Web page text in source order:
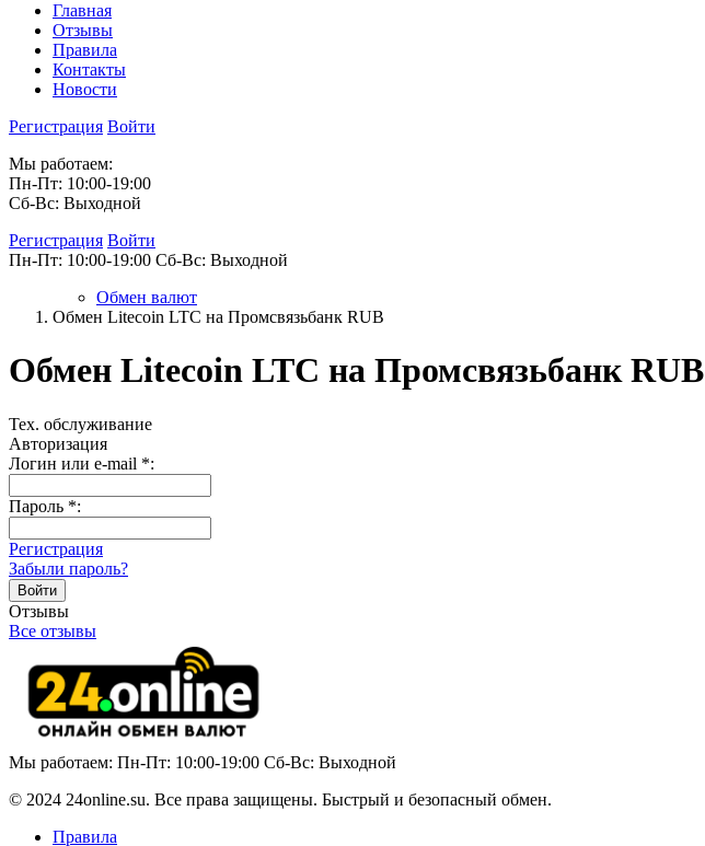
Главная
Отзывы
Правила
Контакты
Новости
Регистрация Войти
Мы работаем:
Пн-Пт: 10:00-19:00
Сб-Вс: Выходной
Регистрация Войти
Пн-Пт: 10:00-19:00 Сб-Вс: Выходной
Обмен валют
Обмен Litecoin LTC на Промсвязьбанк RUB
Обмен Litecoin LTC на Промсвязьбанк RUB
Тех. обслуживание
Авторизация
Логин или e-mail *:
Пароль *:
Регистрация
Забыли пароль?
Отзывы
Все отзывы
Мы работаем: Пн-Пт: 10:00-19:00 Сб-Вс: Выходной
© 2024 24online.su. Все права защищены. Быстрый и безопасный обмен.
Правила